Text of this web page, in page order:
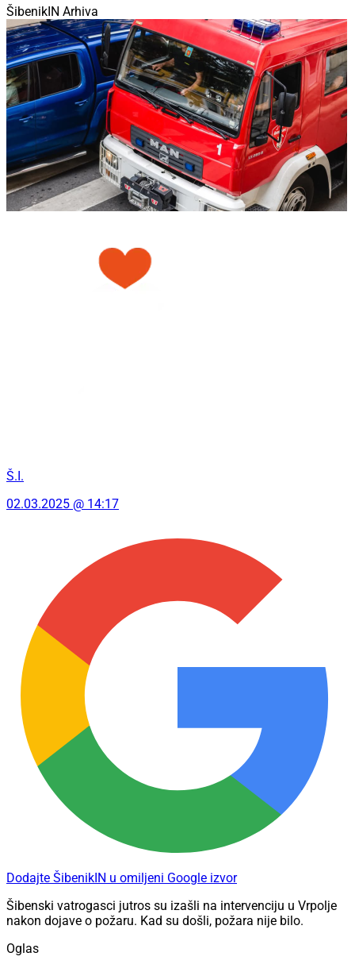
ŠibenikIN Arhiva
Š.I.
02.03.2025 @ 14:17
Dodajte ŠibenikIN u omiljeni Google izvor
Šibenski vatrogasci jutros su izašli na intervenciju u Vrpolje
nakon dojave o požaru. Kad su došli, požara nije bilo.
Oglas